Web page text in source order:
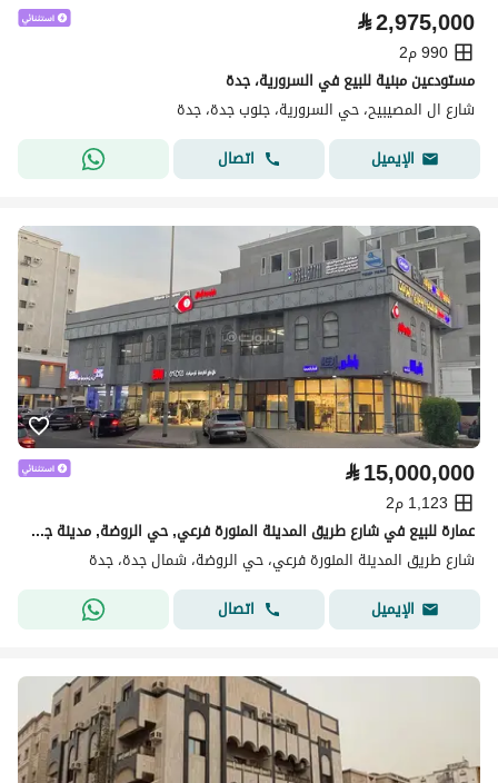
⃁2,975,000
990 م2
مستودعين مبنية للبيع في السرورية، جدة
شارع ال المصيبيح، حي السرورية، جنوب جدة، جدة
الإيميل
اتصال
⃁15,000,000
1,123 م2
عمارة للبيع في شارع طريق المدينة المنورة فرعي, حي الروضة, مدينة جدة, منطقة مكة المكرمة
شارع طريق المدينة المنورة فرعي، حي الروضة، شمال جدة، جدة
الإيميل
اتصال